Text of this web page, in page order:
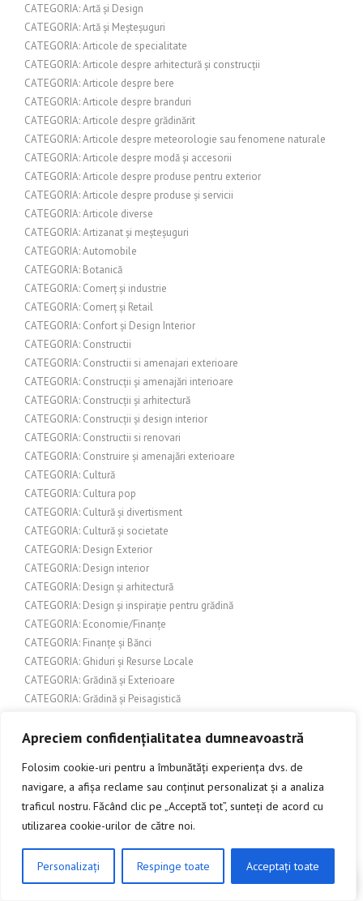
Apreciem confidențialitatea dumneavoastră
Folosim cookie-uri pentru a îmbunătăți experiența dvs. de
navigare, a afișa reclame sau conținut personalizat și a analiza
traficul nostru. Făcând clic pe „Acceptă tot”, sunteți de acord cu
utilizarea cookie-urilor de către noi.
Personalizați Respinge toate Acceptați toate
CATEGORIA: Artă și Design
CATEGORIA: Artă și Meșteșuguri
CATEGORIA: Articole de specialitate
CATEGORIA: Articole despre arhitectură și construcții
CATEGORIA: Articole despre bere
CATEGORIA: Articole despre branduri
CATEGORIA: Articole despre grădinărit
CATEGORIA: Articole despre meteorologie sau fenomene naturale
CATEGORIA: Articole despre modă și accesorii
CATEGORIA: Articole despre produse pentru exterior
CATEGORIA: Articole despre produse și servicii
CATEGORIA: Articole diverse
CATEGORIA: Artizanat și meșteșuguri
CATEGORIA: Automobile
CATEGORIA: Botanică
CATEGORIA: Comerț și industrie
CATEGORIA: Comerț și Retail
CATEGORIA: Confort și Design Interior
CATEGORIA: Constructii
CATEGORIA: Constructii si amenajari exterioare
CATEGORIA: Construcții și amenajări interioare
CATEGORIA: Construcții și arhitectură
CATEGORIA: Construcții și design interior
CATEGORIA: Constructii si renovari
CATEGORIA: Construire și amenajări exterioare
CATEGORIA: Cultură
CATEGORIA: Cultura pop
CATEGORIA: Cultură și divertisment
CATEGORIA: Cultură și societate
CATEGORIA: Design Exterior
CATEGORIA: Design interior
CATEGORIA: Design și arhitectură
CATEGORIA: Design și inspirație pentru grădină
CATEGORIA: Economie/Finanțe
CATEGORIA: Finanțe și Bănci
CATEGORIA: Ghiduri și Resurse Locale
CATEGORIA: Grădină și Exterioare
CATEGORIA: Grădină și Peisagistică
CATEGORIA: Grădină și Terase
CATEGORIA: Grădinărit și Peisagistică
CATEGORIA: Grupuri de interes
CATEGORIA: Home & Deco
CATEGORIA: Îmbunătățiri interioare
CATEGORIA: Îmbunătățiri pentru casă
CATEGORIA: Îmbunătățiri pentru locuință
CATEGORIA: Îmbunătățiri și amenajări exterioare
CLICK AICI PENTRU A DISCUTA